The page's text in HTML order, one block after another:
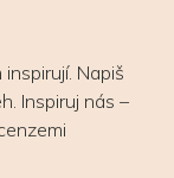
Napiš
Inspiruj nás –